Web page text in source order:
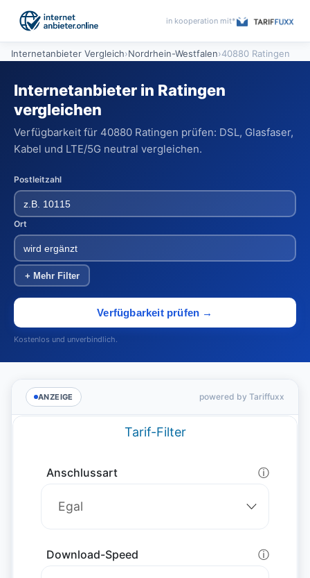
in kooperation mit*
Internetanbieter Vergleich›Nordrhein-Westfalen›40880 Ratingen
Internetanbieter in Ratingen
vergleichen
Verfügbarkeit für 40880 Ratingen prüfen: DSL, Glasfaser,
Kabel und LTE/5G neutral vergleichen.
Postleitzahl
Ort
+ Mehr Filter
Verfügbarkeit prüfen →
Kostenlos und unverbindlich.
ANZEIGE powered by Tariffuxx